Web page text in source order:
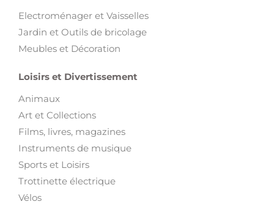
Electroménager et Vaisselles
Jardin et Outils de bricolage
Meubles et Décoration
Loisirs et Divertissement
Animaux
Art et Collections
Films, livres, magazines
Instruments de musique
Sports et Loisirs
Trottinette électrique
Vélos